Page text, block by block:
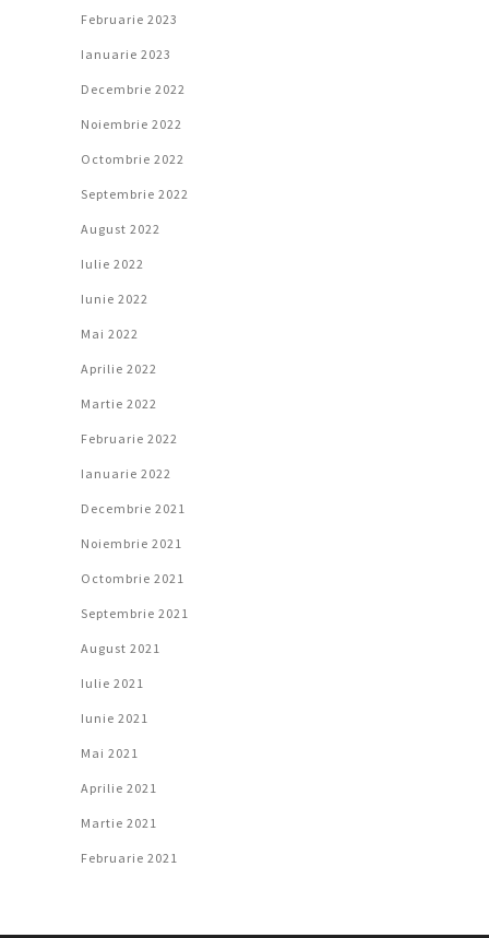
Februarie 2023
Ianuarie 2023
Decembrie 2022
Noiembrie 2022
Octombrie 2022
Septembrie 2022
August 2022
Iulie 2022
Iunie 2022
Mai 2022
Aprilie 2022
Martie 2022
Februarie 2022
Ianuarie 2022
Decembrie 2021
Noiembrie 2021
Octombrie 2021
Septembrie 2021
August 2021
Iulie 2021
Iunie 2021
Mai 2021
Aprilie 2021
Martie 2021
Februarie 2021